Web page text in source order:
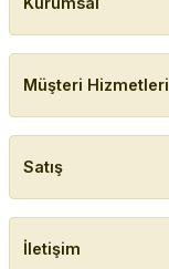
Müşteri Hizmetleri
Satış
İletişim